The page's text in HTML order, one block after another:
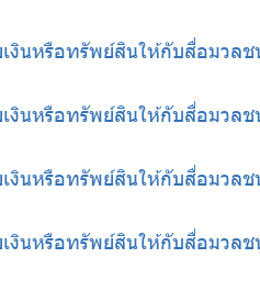
เงินหรือทรัพย์สินให้กับสื่อมวล
เงินหรือทรัพย์สินให้กับสื่อมวล
เงินหรือทรัพย์สินให้กับสื่อมวล
เงินหรือทรัพย์สินให้กับสื่อมวล